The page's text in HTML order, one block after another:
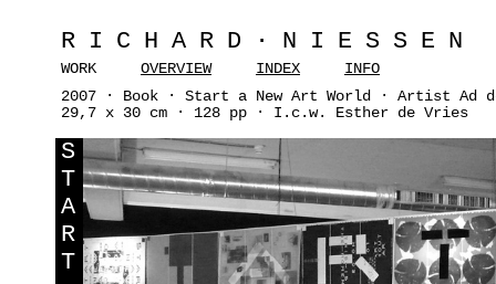
RICHARD·NIESSEN
WORK OVERVIEW INDEX
INFO
2007 · Book · Start a New Art World · Artist Ad
29,7 x 30 cm · 128 pp · I.c.w. Esther de Vries
S
T
A
R
T